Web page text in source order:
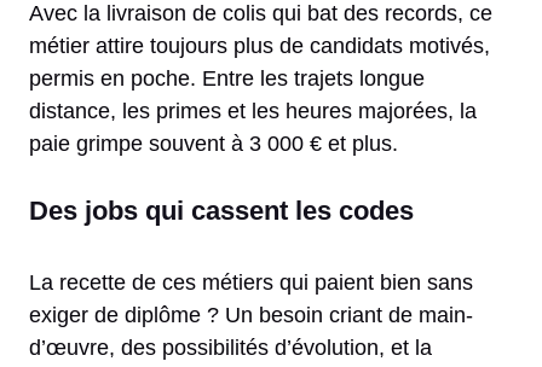
Avec la livraison de colis qui bat des records, ce
métier attire toujours plus de candidats motivés,
permis en poche. Entre les trajets longue
distance, les primes et les heures majorées, la
paie grimpe souvent à 3 000 € et plus.
Des jobs qui cassent les codes
La recette de ces métiers qui paient bien sans
exiger de diplôme ? Un besoin criant de main-
d’œuvre, des possibilités d’évolution, et la